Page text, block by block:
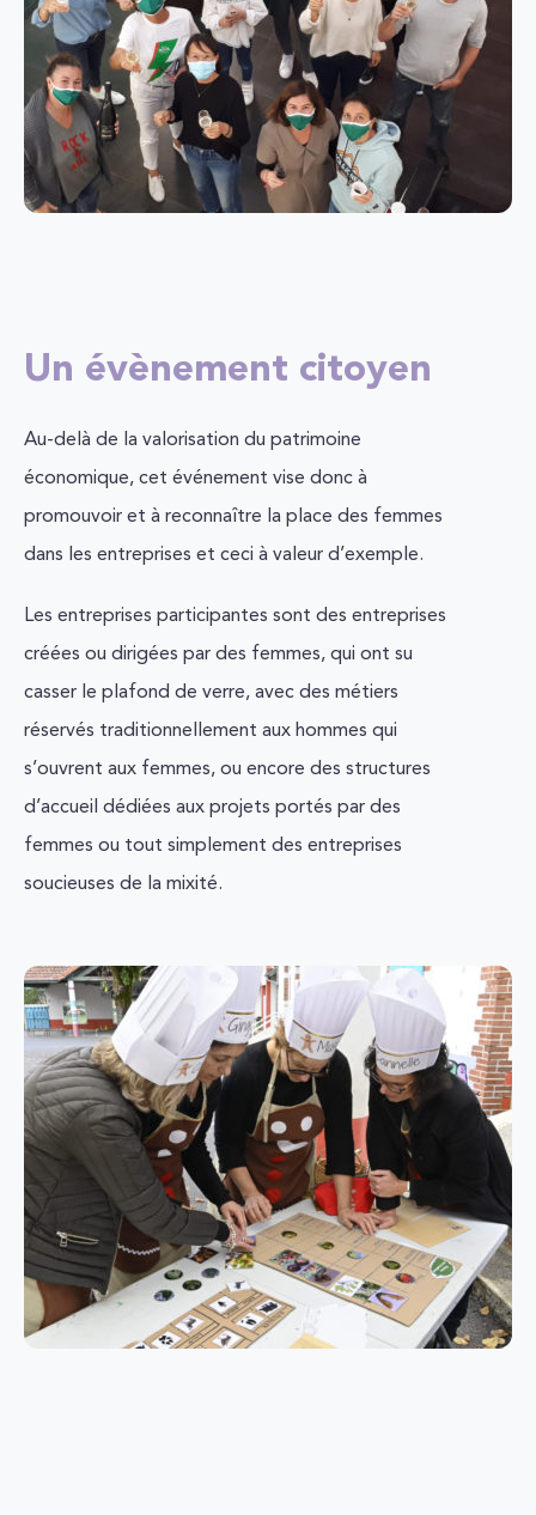
Un évènement citoyen
Au-delà de la valorisation du patrimoine
économique, cet événement vise donc à
promouvoir et à reconnaître la place des femmes
dans les entreprises et ceci à valeur d’exemple.
Les entreprises participantes sont des entreprises
créées ou dirigées par des femmes, qui ont su
casser le plafond de verre, avec des métiers
réservés traditionnellement aux hommes qui
s’ouvrent aux femmes, ou encore des structures
d’accueil dédiées aux projets portés par des
femmes ou tout simplement des entreprises
soucieuses de la mixité.